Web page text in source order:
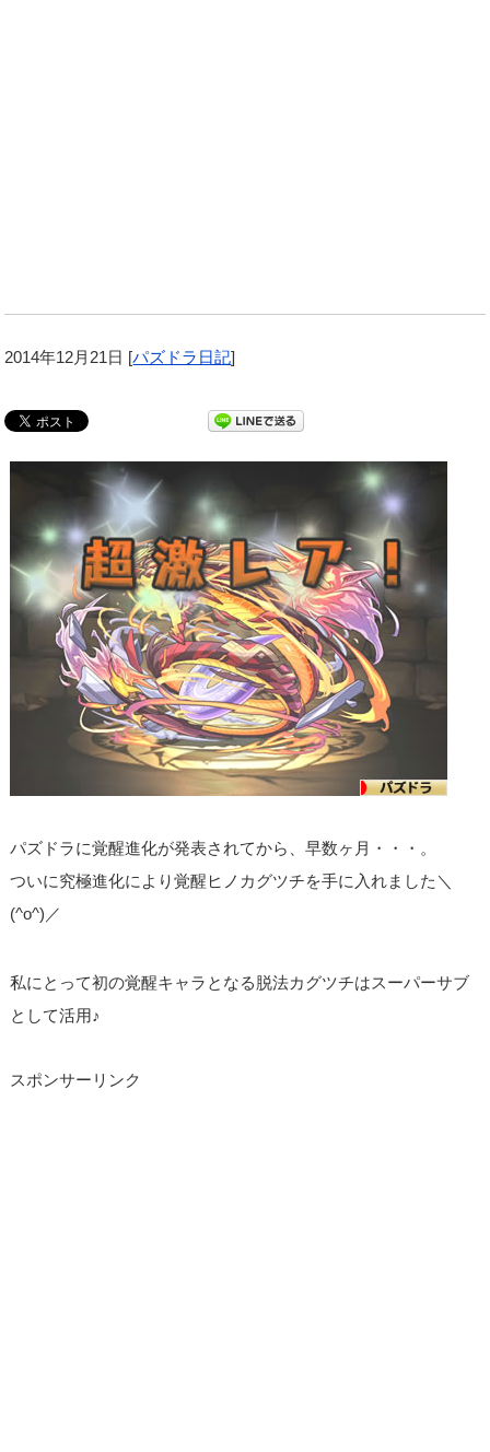
2014年12月21日 [パズドラ日記]
パズドラに覚醒進化が発表されてから、早数ヶ月・・・。
ついに究極進化により覚醒ヒノカグツチを手に入れました＼
(^o^)／
私にとって初の覚醒キャラとなる脱法カグツチはスーパーサブ
として活用♪
スポンサーリンク